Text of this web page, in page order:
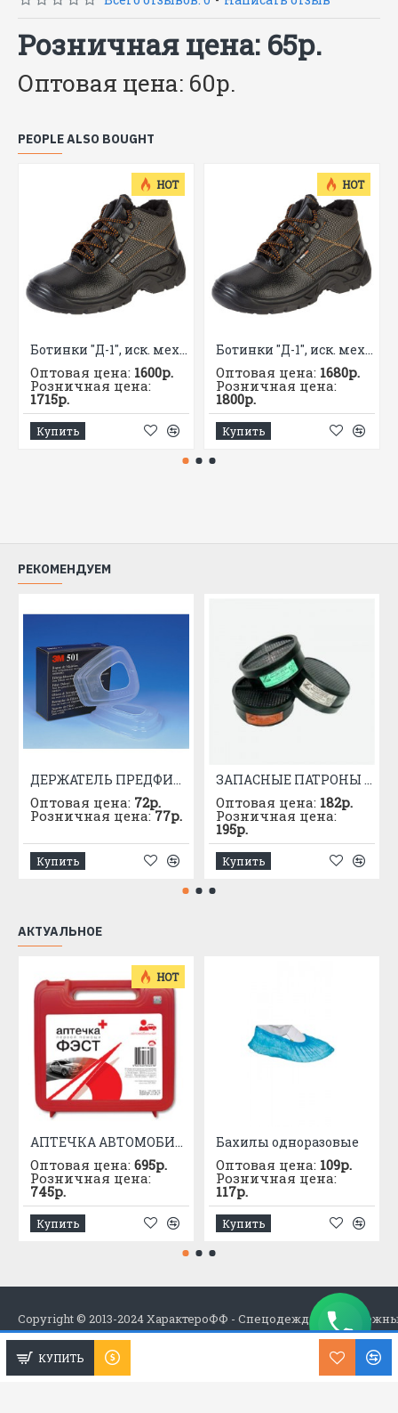
Cтепень защиты: FFP1 - до 4 ПДК
ГОСТ Р 12.4.191-99
Розничная цена: 65р.
Оптовая цена: 60р.
КУПИТЬ
PEOPLE ALSO BOUGHT
HOT
Ботинки "Д-1", иск. мех, ПУ
Оптовая цена: 1600р.
Розничная цена:
1715р.
Купить
HOT
Ботинки "Д-1", иск. мех, МП, ПУ
Оптовая цена: 1680р.
Розничная цена:
1800р.
Купить
РЕКОМЕНДУЕМ
ДЕРЖАТЕЛЬ ПРЕДФИЛЬТРА 3М 501
Оптовая цена: 72р.
Розничная цена:77р.
Купить
ЗАПАСНЫЕ ПАТРОНЫ К РПГ-67 МАРКИ "А"
Оптовая цена: 182р.
Розничная цена:
195р.
Купить
АКТУАЛЬНОЕ
HOT
АПТЕЧКА АВТОМОБИЛЬНАЯ приказ №1080
Оптовая цена: 695р.
Розничная цена:
745р.
Купить
Бахилы одноразовые
Оптовая цена: 109р.
Розничная цена:
117р.
Купить
Copyright © 2013-2024 ХарактероФФ - Спецодежда в